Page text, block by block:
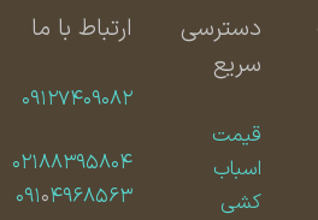
دسترسی
سریع
قیمت
اسباب
کشی
ارتباط با ما
۰۹۱۲۷۴۰۹۰۸۲
۰۲۱۸۸۳۹۵۸۰۴
۰۹۱۰۴۹۶۸۵۶۳